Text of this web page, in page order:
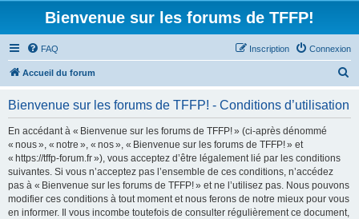
Bienvenue sur les forums de TFFP!
FAQ Connexion
Inscription
Accueil du forum
Bienvenue sur les forums de TFFP! - Conditions d’utilisation
En accédant à « Bienvenue sur les forums de TFFP! » (ci-après dénommé
« nous », « notre », « nos », « Bienvenue sur les forums de TFFP! » et
« https://tffp-forum.fr »), vous acceptez d’être légalement lié par les conditions
suivantes. Si vous n’acceptez pas l’ensemble de ces conditions, n’accédez
pas à « Bienvenue sur les forums de TFFP! » et ne l’utilisez pas. Nous pouvons
modifier ces conditions à tout moment et nous ferons de notre mieux pour vous
en informer. Il vous incombe toutefois de consulter régulièrement ce document,